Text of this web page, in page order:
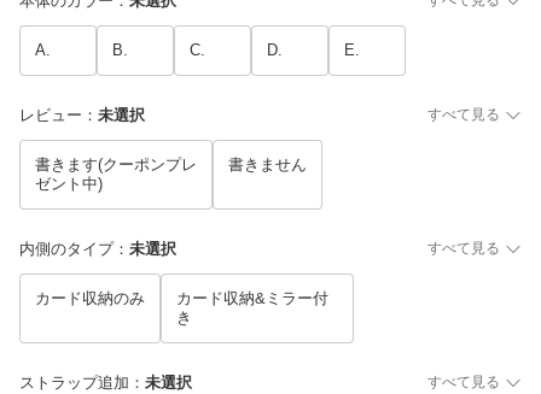
A. B. C. D. E.
レビュー ： 未選択 すべて見る
書きます(クーポンプレ
ゼント中)
書きません
内側のタイプ： 未選択 すべて見る
カード収納のみ
カード収納&ミラー付
き
ストラップ追加 ： 未選択 すべて見る